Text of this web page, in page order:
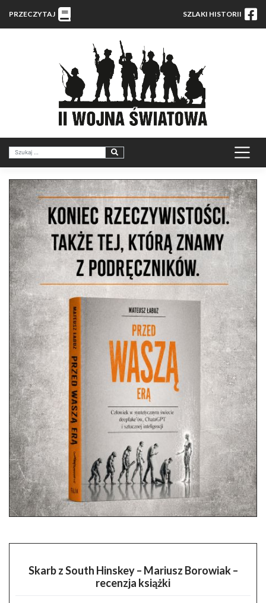
PRZECZYTAJ SZLAKI HISTORII
Skarb z South Hinskey – Mariusz Borowiak –
recenzja książki